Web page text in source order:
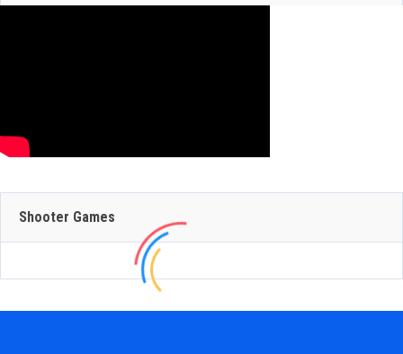
210 Views
Shooter Games